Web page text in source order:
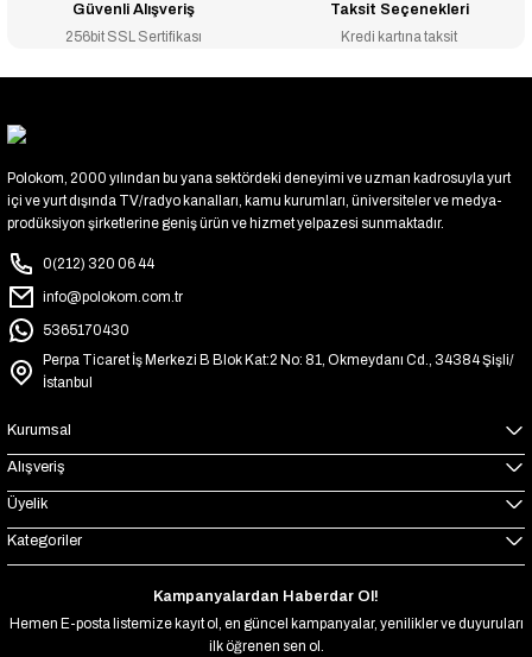
Güvenli Alışveriş
256bit SSL Sertifikası
Taksit Seçenekleri
Kredi kartına taksit
Polokom, 2000 yılından bu yana sektördeki deneyimi ve uzman kadrosuyla yurt
içi ve yurt dışında TV/radyo kanalları, kamu kurumları, üniversiteler ve medya-
prodüksiyon şirketlerine geniş ürün ve hizmet yelpazesi sunmaktadır.
0(212) 320 06 44
info@polokom.com.tr
5365170430
Perpa Ticaret İş Merkezi B Blok Kat:2 No: 81, Okmeydanı Cd., 34384 Şişli/
İstanbul
Kurumsal
Alışveriş
Üyelik
Kategoriler
Kampanyalardan Haberdar Ol!
Hemen E-posta listemize kayıt ol, en güncel kampanyalar, yenilikler ve duyuruları
ilk öğrenen sen ol.